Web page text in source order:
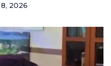
2026